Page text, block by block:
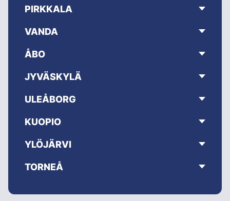
PIRKKALA
VANDA
ÅBO
JYVÄSKYLÄ
ULEÅBORG
KUOPIO
YLÖJÄRVI
TORNEÅ